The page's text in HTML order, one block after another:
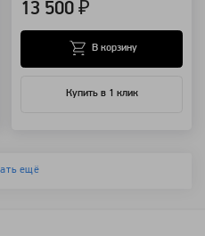
13 500 ₽
Купить в 1 клик
В корзину
ещё